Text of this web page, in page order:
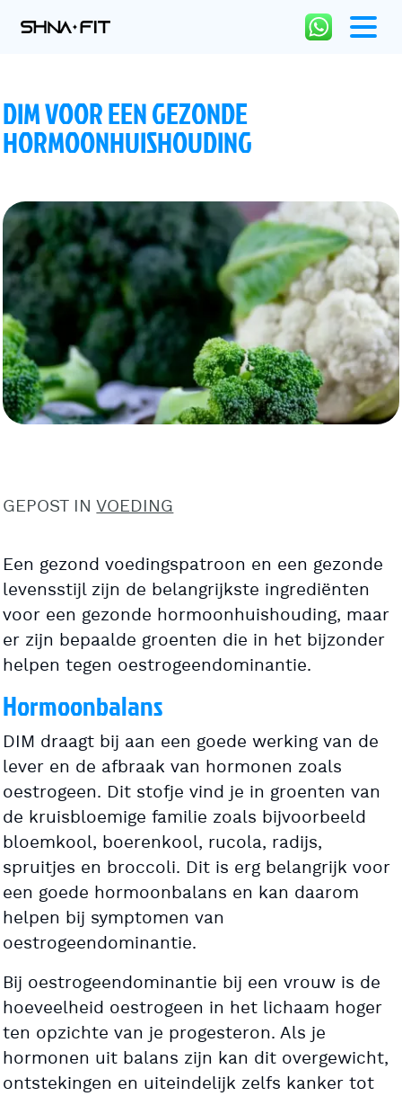
DIM VOOR EEN GEZONDE
HORMOONHUISHOUDING
GEPOST INVOEDING
Een gezond voedingspatroon en een gezonde
levensstijl zijn de belangrijkste ingrediënten
voor een gezonde hormoonhuishouding, maar
er zijn bepaalde groenten die in het bijzonder
helpen tegen oestrogeendominantie.
Hormoonbalans
DIM draagt bij aan een goede werking van de
lever en de afbraak van hormonen zoals
oestrogeen. Dit stofje vind je in groenten van
de kruisbloemige familie zoals bijvoorbeeld
bloemkool, boerenkool, rucola, radijs,
spruitjes en broccoli. Dit is erg belangrijk voor
een goede hormoonbalans en kan daarom
helpen bij symptomen van
oestrogeendominantie.
Bij oestrogeendominantie bij een vrouw is de
hoeveelheid oestrogeen in het lichaam hoger
ten opzichte van je progesteron. Als je
hormonen uit balans zijn kan dit overgewicht,
ontstekingen en uiteindelijk zelfs kanker tot